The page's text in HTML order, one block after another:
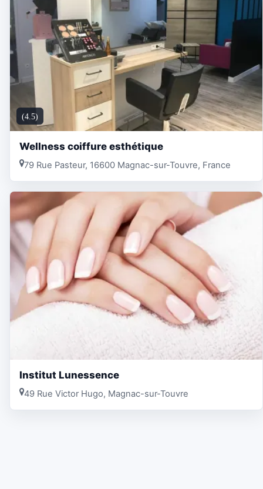
(4.5)
Wellness coiffure esthétique
79 Rue Pasteur, 16600 Magnac-sur-Touvre, France
Institut Lunessence
49 Rue Victor Hugo, Magnac-sur-Touvre